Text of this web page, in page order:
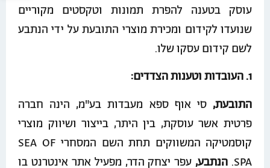
עוסק בטענה להפרת תמונות וטקסטים מקוריים
שנועדו לקידום ומכירת מוצרי התובעת על ידי הנתבע
לשם קידום עסקו שלו.
1. העובדות וטענות הצדדים:
התובעת, סי אוף ספא מעבדות בע"מ, הינה חברה
פרטית אשר עוסקת, בין היתר, בייצור ושיווק מוצרי
קוסמטיקה המשווקים תחת השם המסחרי SEA OF
SPA. הנתבע,עפר יצחק הדר, מפעיל אתר אינטרנט בו